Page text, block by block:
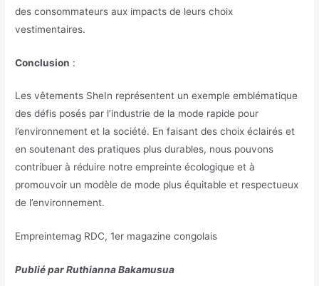
des consommateurs aux impacts de leurs choix
vestimentaires.
Conclusion :
Les vêtements SheIn représentent un exemple emblématique
des défis posés par l’industrie de la mode rapide pour
l’environnement et la société. En faisant des choix éclairés et
en soutenant des pratiques plus durables, nous pouvons
contribuer à réduire notre empreinte écologique et à
promouvoir un modèle de mode plus équitable et respectueux
de l’environnement.
Empreintemag RDC, 1er magazine congolais
Publié par Ruthianna Bakamusua